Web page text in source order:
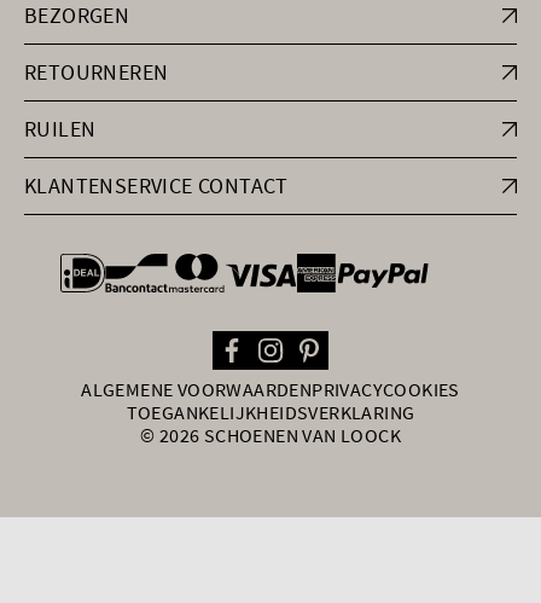
BEZORGEN
RETOURNEREN
RUILEN
KLANTENSERVICE CONTACT
general.paymentOptions
ALGEMENE VOORWAARDENPRIVACYCOOKIES
TOEGANKELIJKHEIDSVERKLARING
© 2026 SCHOENEN VAN LOOCK